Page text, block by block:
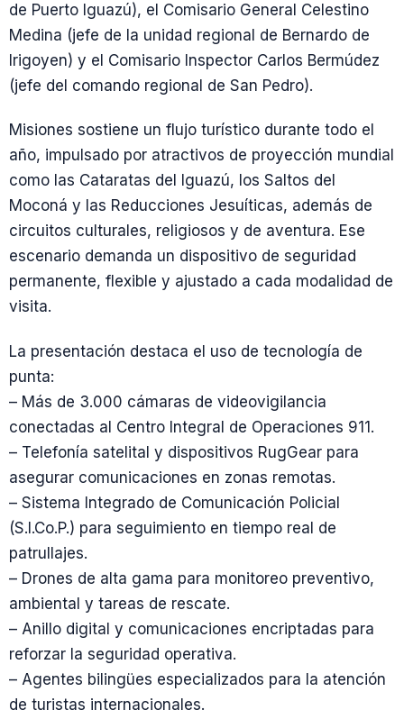
de Puerto Iguazú), el Comisario General Celestino
Medina (jefe de la unidad regional de Bernardo de
Irigoyen) y el Comisario Inspector Carlos Bermúdez
(jefe del comando regional de San Pedro).
Misiones sostiene un flujo turístico durante todo el
año, impulsado por atractivos de proyección mundial
como las Cataratas del Iguazú, los Saltos del
Moconá y las Reducciones Jesuíticas, además de
circuitos culturales, religiosos y de aventura. Ese
escenario demanda un dispositivo de seguridad
permanente, flexible y ajustado a cada modalidad de
visita.
La presentación destaca el uso de tecnología de
punta:
– Más de 3.000 cámaras de videovigilancia
conectadas al Centro Integral de Operaciones 911.
– Telefonía satelital y dispositivos RugGear para
asegurar comunicaciones en zonas remotas.
– Sistema Integrado de Comunicación Policial
(S.I.Co.P.) para seguimiento en tiempo real de
patrullajes.
– Drones de alta gama para monitoreo preventivo,
ambiental y tareas de rescate.
– Anillo digital y comunicaciones encriptadas para
reforzar la seguridad operativa.
– Agentes bilingües especializados para la atención
de turistas internacionales.